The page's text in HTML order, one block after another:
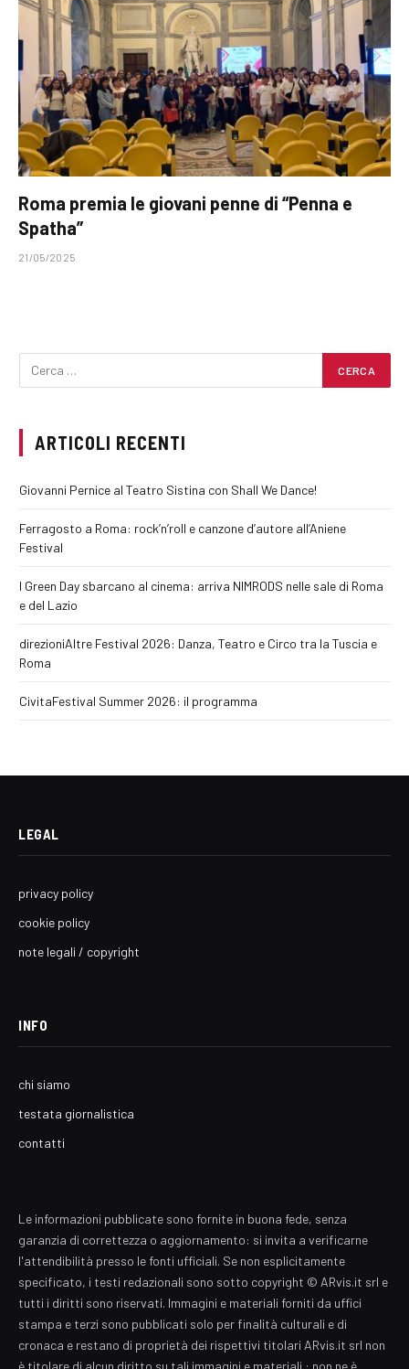
Roma premia le giovani penne di “Penna e
Spatha”
21/05/2025
ARTICOLI RECENTI
Giovanni Pernice al Teatro Sistina con Shall We Dance!
Ferragosto a Roma: rock’n’roll e canzone d’autore all’Aniene
Festival
I Green Day sbarcano al cinema: arriva NIMRODS nelle sale di Roma
e del Lazio
direzioniAltre Festival 2026: Danza, Teatro e Circo tra la Tuscia e
Roma
CivitaFestival Summer 2026: il programma
LEGAL
privacy policy
cookie policy
note legali / copyright
INFO
chi siamo
testata giornalistica
contatti
Le informazioni pubblicate sono fornite in buona fede, senza
garanzia di correttezza o aggiornamento: si invita a verificarne
l'attendibilità presso le fonti ufficiali. Se non esplicitamente
specificato, i testi redazionali sono sotto copyright © ARvis.it srl e
tutti i diritti sono riservati. Immagini e materiali forniti da uffici
stampa e terzi sono pubblicati solo per finalità culturali e di
cronaca e restano di proprietà dei rispettivi titolari ARvis.it srl non
è titolare di alcun diritto su tali immagini e materiali : non ne è